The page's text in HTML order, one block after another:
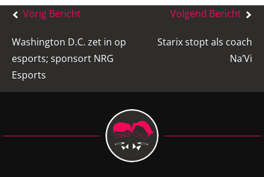
Bericht
Vorig Bericht
Washington D.C. zet in op
esports; sponsort NRG
Esports
Volgend Bericht
Starix stopt als coach
Na’Vi